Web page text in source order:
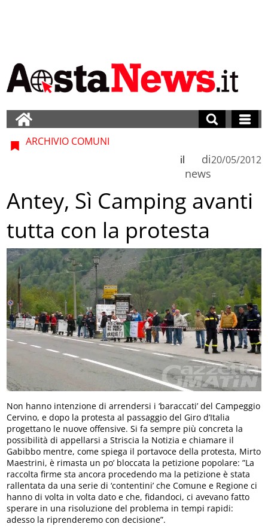
ARCHIVIO COMUNI
di
news
il 20/05/2012
Antey, Sì Camping avanti
tutta con la protesta
Non hanno intenzione di arrendersi i ‘baraccati’ del Campeggio
Cervino, e dopo la protesta al passaggio del Giro d’Italia
progettano le nuove offensive. Si fa sempre più concreta la
possibilità di appellarsi a Striscia la Notizia e chiamare il
Gabibbo mentre, come spiega il portavoce della protesta, Mirto
Maestrini, è rimasta un po’ bloccata la petizione popolare: ”La
raccolta firme sta ancora procedendo ma la petizione è stata
rallentata da una serie di ‘contentini’ che Comune e Regione ci
hanno di volta in volta dato e che, fidandoci, ci avevano fatto
sperare in una risoluzione del problema in tempi rapidi:
adesso la riprenderemo con decisione”.